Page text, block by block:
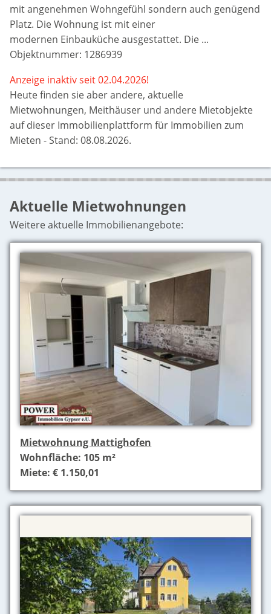
mit angenehmen Wohngefühl sondern auch genügend
Platz. Die Wohnung ist mit einer
modernen Einbauküche ausgestattet. Die ...
Objektnummer: 1286939
Anzeige inaktiv seit 02.04.2026!
Heute finden sie aberandere, aktuelle
Mietwohnungen, Meithäuser und andere Mietobjekte
auf dieser Immobilienplattform für Immobilien zum
Mieten - Stand: 08.08.2026.
Aktuelle Mietwohnungen
Weitere aktuelle Immobilienangebote:
Mietwohnung Mattighofen
Wohnfläche: 105 m²
Miete: € 1.150,01